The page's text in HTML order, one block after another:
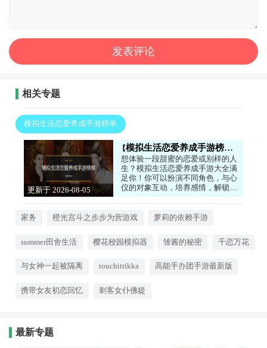
相关专题
模拟生活恋爱养成手游榜单
更新于 2026-08-05
模拟生活恋爱养成手游榜单
想体验一段甜蜜的恋爱或别样的人
生？模拟生活恋爱养成手游大全满
足你！你可以扮演不同角色，与心
仪的对象互动，培养感情，解锁各
种剧情结局。画风精美，代入感
瞬间。心动的小伙伴们，快来下载
家务 橙光宫斗之步步为营游戏 萝莉的依赖手游
summer田舍生活 樱花校园模拟器 雏酱的秘密 千恋万花
与女神一起被隔离 touchitrikka 高能手办团手游最新版
携带女友初恋回忆 刺客女仆佛媞
最新专题